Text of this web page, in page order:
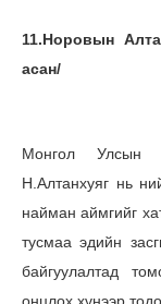
11.Норовын
асан/
Монгол Улсын
Н.Алтанхуяг нь
найман аймгийг
тусмаа эдийн
байгуулалтад
онцлох хүнээр